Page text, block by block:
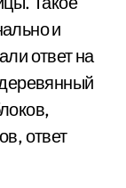
и
ответ на
ответ